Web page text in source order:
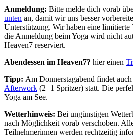
Anmeldung: Bitte melde dich vorab
unten an, damit wir uns besser
Unterstützung. Wir haben eine limitierte
die Anmeldung beim Yoga wird nicht
Heaven7 reserviert.
Abendessen im Heaven7? hier einen
Tipp: Am Donnerstagabend findet
Afterwork (2+1 Spritzer) statt. Die
Yoga am See.
Wetterhinweis: Bei ungünstigen
nach Möglichkeit vorab verschoben.
Teilnehmerinnen werden rechtzeitig